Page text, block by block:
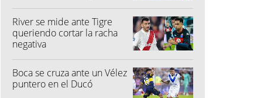
River se mide ante Tigre
queriendo cortar la racha
negativa
Boca se cruza ante un Vélez
puntero en el Ducó